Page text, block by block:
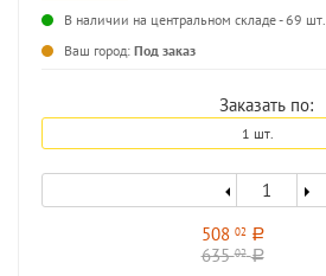
В наличии на центральном складе - 69 шт.
Ваш город: Под заказ
Заказать по:
1 шт.
508 02 a
63502 a